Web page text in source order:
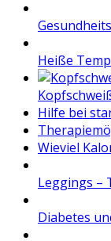
Heiße
Hilfe bei
Wieviel
Leggings –
Diabetes